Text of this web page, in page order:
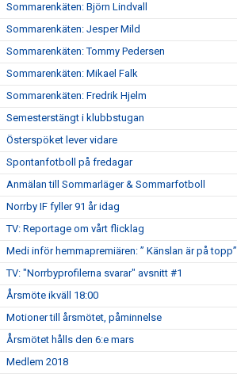
Sommarenkäten: Björn Lindvall
Sommarenkäten: Jesper Mild
Sommarenkäten: Tommy Pedersen
Sommarenkäten: Mikael Falk
Sommarenkäten: Fredrik Hjelm
Semesterstängt i klubbstugan
Österspöket lever vidare
Spontanfotboll på fredagar
Anmälan till Sommarläger & Sommarfotboll
Norrby IF fyller 91 år idag
TV: Reportage om vårt flicklag
Medi inför hemmapremiären: ” Känslan är på topp”
TV: "Norrbyprofilerna svarar" avsnitt #1
Årsmöte ikväll 18:00
Motioner till årsmötet, påminnelse
Årsmötet hålls den 6:e mars
Medlem 2018